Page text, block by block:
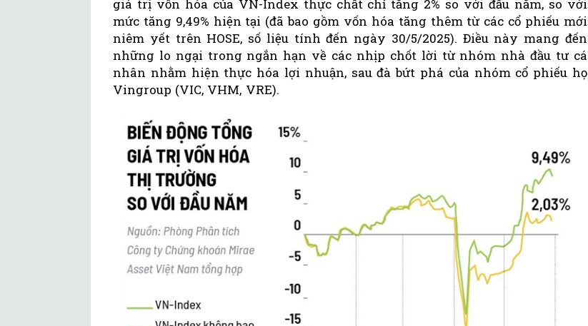
giá trị vốn hóa của VN-Index thực chất chỉ tăng 2% so với đầu năm, so với
mức tăng 9,49% hiện tại (đã bao gồm vốn hóa tăng thêm từ các cổ phiếu mới
niêm yết trên HOSE, số liệu tính đến ngày 30/5/2025). Điều này mang đến
những lo ngại trong ngắn hạn về các nhịp chốt lời từ nhóm nhà đầu tư cá
nhân nhằm hiện thực hóa lợi nhuận, sau đà bứt phá của nhóm cổ phiếu họ
Vingroup (VIC, VHM, VRE).